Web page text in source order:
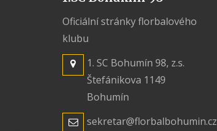
Oficiální stránky florbalového
klubu
1. SC Bohumín 98, z.s.
Štefánikova 1149
Bohumín
sekretar@florbalbohumin.cz